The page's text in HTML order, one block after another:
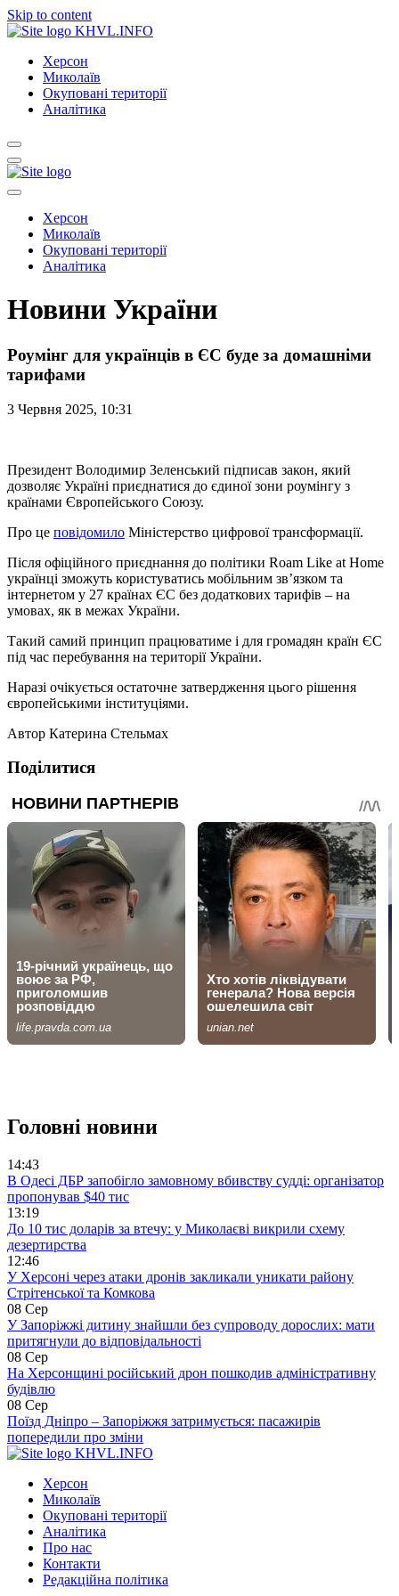
Skip to content
KHVL.INFO
Херсон
Миколаїв
Окуповані території
Аналітика
Херсон
Миколаїв
Окуповані території
Аналітика
Новини України
Роумінг для українців в ЄС буде за домашніми
тарифами
3 Червня 2025, 10:31
Президент Володимир Зеленський підписав закон, який
дозволяє Україні приєднатися до єдиної зони роумінгу з
країнами Європейського Союзу.
Про це повідомило Міністерство цифрової трансформації.
Після офіційного приєднання до політики Roam Like at Home
українці зможуть користуватись мобільним зв’язком та
інтернетом у 27 країнах ЄС без додаткових тарифів – на
умовах, як в межах України.
Такий самий принцип працюватиме і для громадян країн ЄС
під час перебування на території України.
Наразі очікується остаточне затвердження цього рішення
європейськими інституціями.
Автор Катерина Стельмах
Поділитися
Головні новини
14:43
В Одесі ДБР запобігло замовному вбивству судді: організатор
пропонував $40 тис
13:19
До 10 тис доларів за втечу: у Миколаєві викрили схему
дезертирства
12:46
У Херсоні через атаки дронів закликали уникати району
Стрітенської та Комкова
08 Сер
У Запоріжжі дитину знайшли без супроводу дорослих: мати
притягнули до відповідальності
08 Сер
На Херсонщині російський дрон пошкодив адміністративну
будівлю
08 Сер
Поїзд Дніпро – Запоріжжя затримується: пасажирів
попередили про зміни
KHVL.INFO
Херсон
Миколаїв
Окуповані території
Аналітика
Про нас
Контакти
Редакційна політика